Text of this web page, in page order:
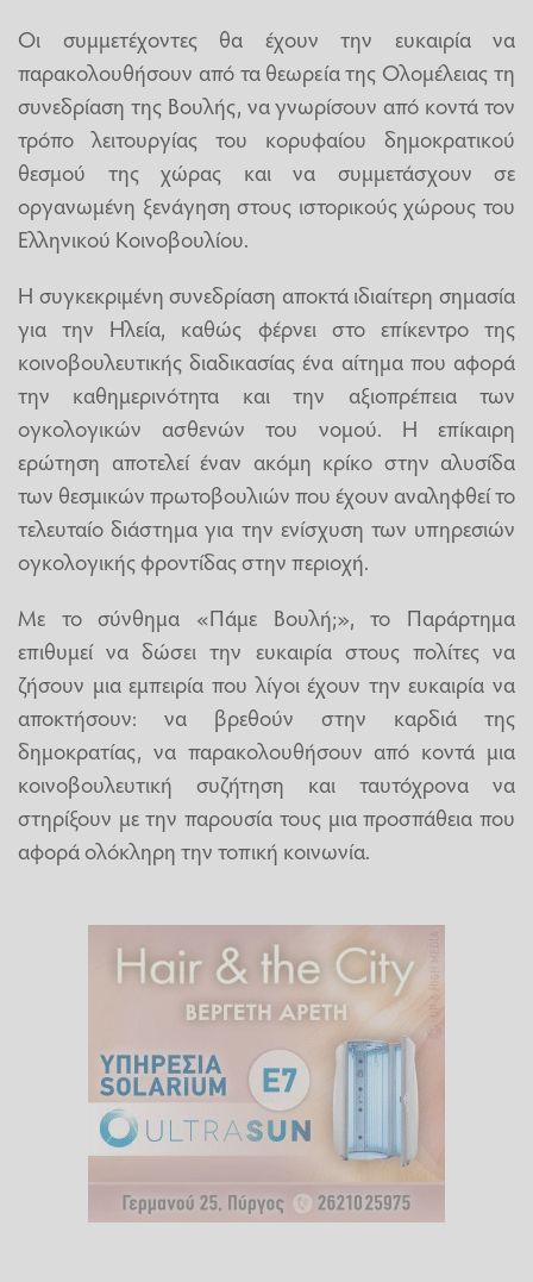
Οι συμμετέχοντες θα έχουν την ευκαιρία να
παρακολουθήσουν από τα θεωρεία της Ολομέλειας τη
συνεδρίαση της Βουλής, να γνωρίσουν από κοντά τον
τρόπο λειτουργίας του κορυφαίου δημοκρατικού
θεσμού της χώρας και να συμμετάσχουν σε
οργανωμένη ξενάγηση στους ιστορικούς χώρους του
Ελληνικού Κοινοβουλίου.
Η συγκεκριμένη συνεδρίαση αποκτά ιδιαίτερη σημασία
για την Ηλεία, καθώς φέρνει στο επίκεντρο της
κοινοβουλευτικής διαδικασίας ένα αίτημα που αφορά
την καθημερινότητα και την αξιοπρέπεια των
ογκολογικών ασθενών του νομού. Η επίκαιρη
ερώτηση αποτελεί έναν ακόμη κρίκο στην αλυσίδα
των θεσμικών πρωτοβουλιών που έχουν αναληφθεί το
τελευταίο διάστημα για την ενίσχυση των υπηρεσιών
ογκολογικής φροντίδας στην περιοχή.
Με το σύνθημα «Πάμε Βουλή;», το Παράρτημα
επιθυμεί να δώσει την ευκαιρία στους πολίτες να
ζήσουν μια εμπειρία που λίγοι έχουν την ευκαιρία να
αποκτήσουν: να βρεθούν στην καρδιά της
δημοκρατίας, να παρακολουθήσουν από κοντά μια
κοινοβουλευτική συζήτηση και ταυτόχρονα να
στηρίξουν με την παρουσία τους μια προσπάθεια που
αφορά ολόκληρη την τοπική κοινωνία.